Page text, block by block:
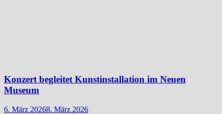
Konzert begleitet Kunstinstallation im Neuen
Museum
6. März 20268. März 2026